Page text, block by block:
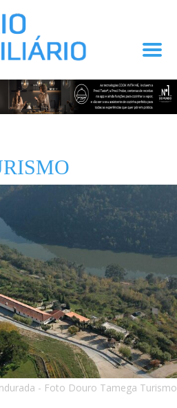
- Foto Douro Tamega Turismo